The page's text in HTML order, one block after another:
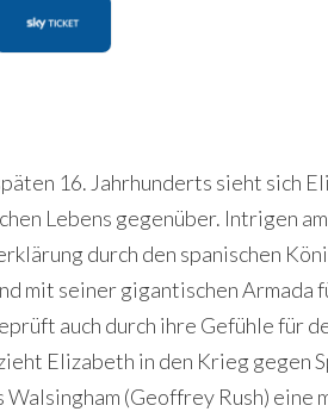
16. Jahrhunderts sieht sich
Lebens gegenüber. Intrigen
durch den spanischen
mit seiner gigantischen Armada
auch durch ihre Gefühle für
Elizabeth in den Krieg gegen
(Geoffrey Rush) eine